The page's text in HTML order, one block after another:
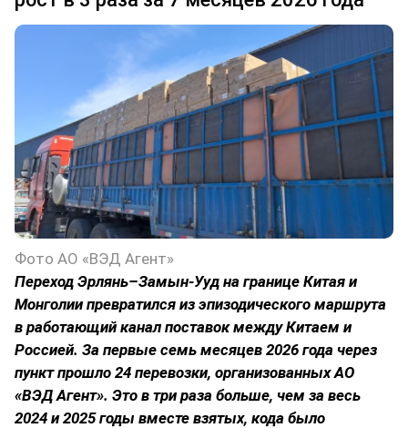
Фото АО «ВЭД Агент»
Переход Эрлянь–Замын-Ууд на границе Китая и
Монголии превратился из эпизодического маршрута
в работающий канал поставок между Китаем и
Россией. За первые семь месяцев 2026 года через
пункт прошло 24 перевозки, организованных АО
«ВЭД Агент». Это в три раза больше, чем за весь
2024 и 2025 годы вместе взятых, кода было